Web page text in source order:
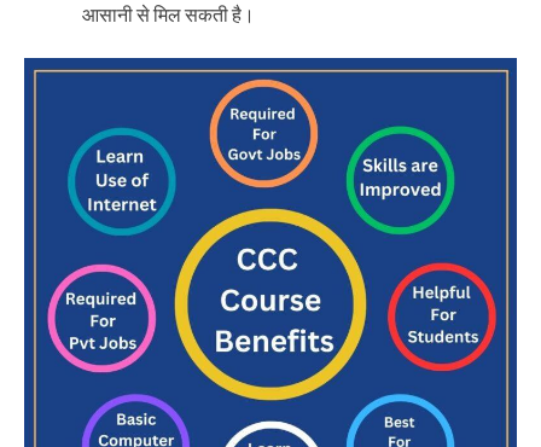
आसानी से मिल सकती है।